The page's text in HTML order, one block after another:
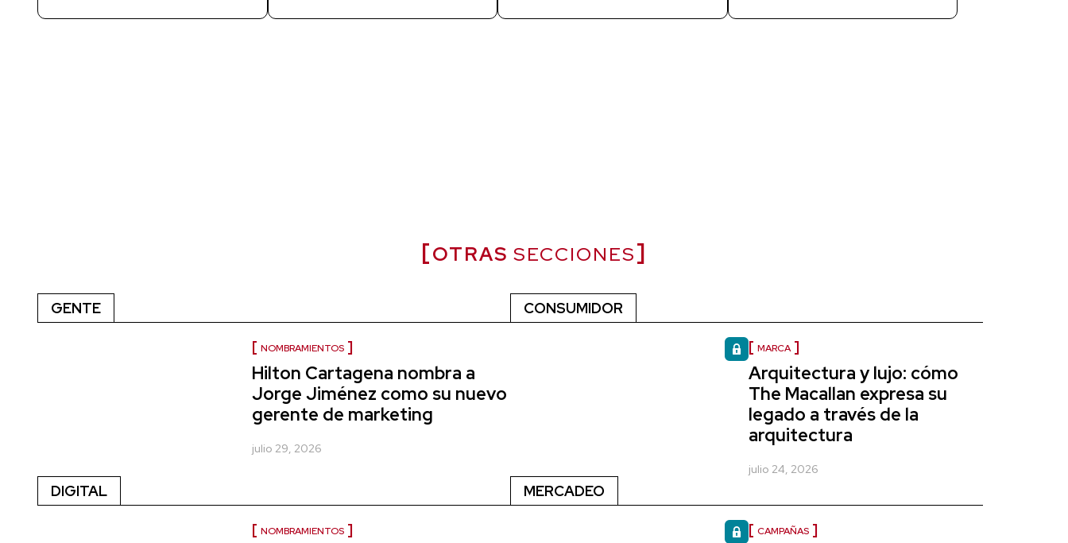
OTRAS SECCIONES
GENTE
NOMBRAMIENTOS
Hilton Cartagena nombra a
Jorge Jiménez como su nuevo
gerente de marketing
julio 29, 2026
CONSUMIDOR
MARCA
Arquitectura y lujo: cómo
The Macallan expresa su
legado a través de la
arquitectura
julio 24, 2026
DIGITAL
NOMBRAMIENTOS
MERCADEO
CAMPAÑAS